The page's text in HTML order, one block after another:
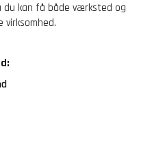
du kan få både værksted og
virksomhed.